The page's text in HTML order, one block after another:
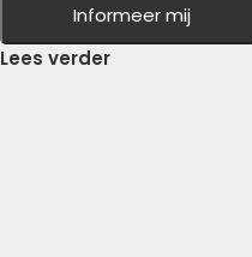
Informeer mij
Lees verder